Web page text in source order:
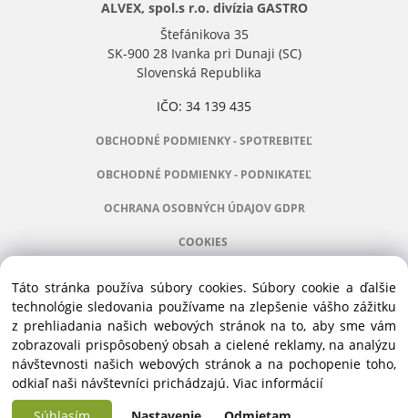
ALVEX, spol.s r.o. divízia GASTRO
Štefánikova 35
SK-900 28 Ivanka pri Dunaji (SC)
Slovenská Republika
IČO: 34 139 435
OBCHODNÉ PODMIENKY - SPOTREBITEĽ
OBCHODNÉ PODMIENKY - PODNIKATEĽ
OCHRANA OSOBNÝCH ÚDAJOV GDPR
COOKIES
Manažér:+421 911 031 991
Príslušenstvo:+421 910 121 005
Stroje:+421 903 404 067
Servis:+421 903 404 047
Táto stránka používa súbory cookies. Súbory cookie a ďalšie
technológie sledovania používame na zlepšenie vášho zážitku
z prehliadania našich webových stránok na to, aby sme vám
zobrazovali prispôsobený obsah a cielené reklamy, na analýzu
návštevnosti našich webových stránok a na pochopenie toho,
odkiaľ naši návštevníci prichádzajú. Viac informácií